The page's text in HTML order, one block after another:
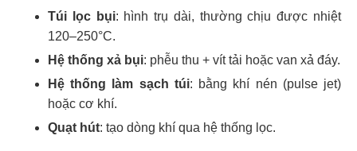
Túi lọc bụi: hình trụ dài, thường chịu được nhiệt
120–250°C.
Hệ thống xả bụi: phễu thu + vít tải hoặc van xả đáy.
Hệ thống làm sạch túi: bằng khí nén (pulse jet)
hoặc cơ khí.
Quạt hút: tạo dòng khí qua hệ thống lọc.